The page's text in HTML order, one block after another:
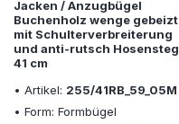
Jacken / Anzugbügel
Buchenholz wenge gebeizt
mit Schulterverbreiterung
und anti-rutsch Hosensteg,
41 cm
• Artikel: 255/41RB_59_05M
• Form: Formbügel